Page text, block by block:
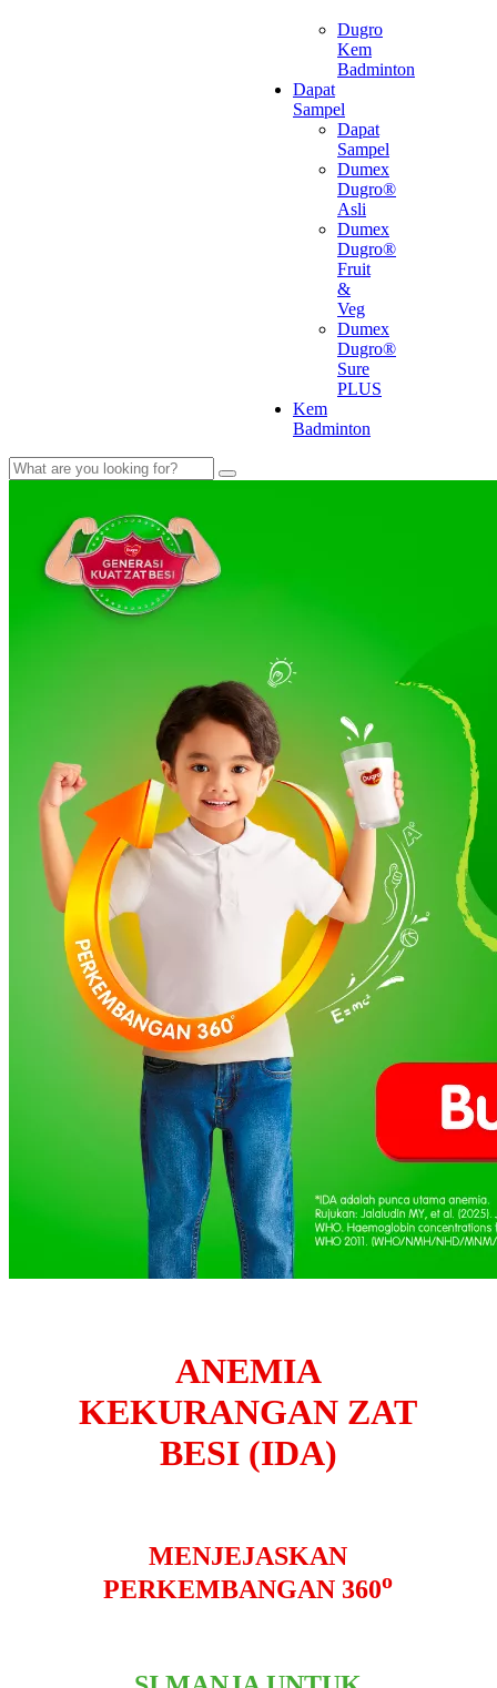
Dugro
Kem
Badminton
Dapat
Sampel
Dapat
Sampel
Dumex
Dugro®
Asli
Dumex
Dugro®
Fruit
&
Veg
Dumex
Dugro®
Sure
PLUS
Kem
Badminton
ANEMIA
KEKURANGAN ZAT
BESI (IDA)
MENJEJASKAN
PERKEMBANGAN 360o